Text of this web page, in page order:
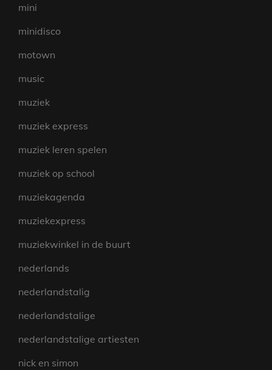
mini
minidisco
motown
music
muziek
muziek express
muziek leren spelen
muziek op school
muziekagenda
muziekexpress
muziekwinkel in de buurt
nederlands
nederlandstalig
nederlandstalige
nederlandstalige artiesten
nick en simon